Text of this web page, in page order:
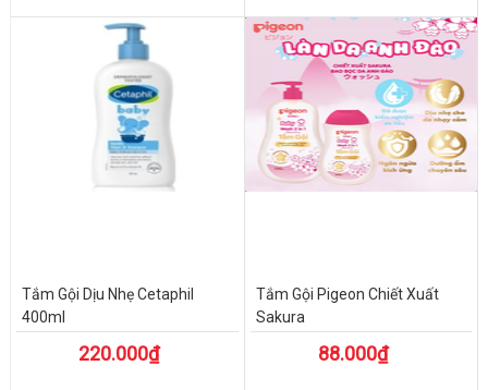
Tắm Gội Dịu Nhẹ Cetaphil
400ml
220.000₫
Tắm Gội Pigeon Chiết Xuất
Sakura
88.000₫